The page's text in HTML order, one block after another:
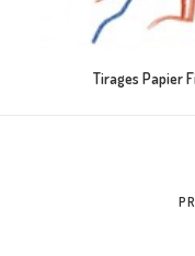
Tirages Papier